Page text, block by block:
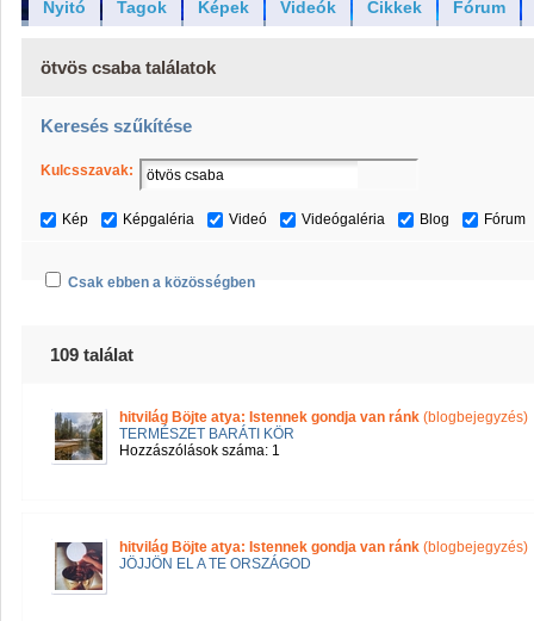
Nyitó Tagok Képek Videók Cikkek Fórum
ötvös csaba találatok
Keresés szűkítése
Kulcsszavak:
Kép Képgaléria Videó Videógaléria Blog Fórum
Csak ebben a közösségben
109 találat
hitvilág Böjte atya: Istennek gondja van ránk (blogbejegyzés)
TERMÉSZET BARÁTI KÖR
Hozzászólások száma: 1
hitvilág Böjte atya: Istennek gondja van ránk (blogbejegyzés)
JÖJJÖN EL A TE ORSZÁGOD